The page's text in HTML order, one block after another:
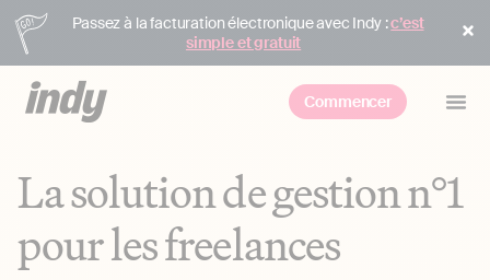
Passez à la facturation électronique avec Indy :c’est
simple et gratuit
Commencer
La solution de gestion n°1
pour les freelances